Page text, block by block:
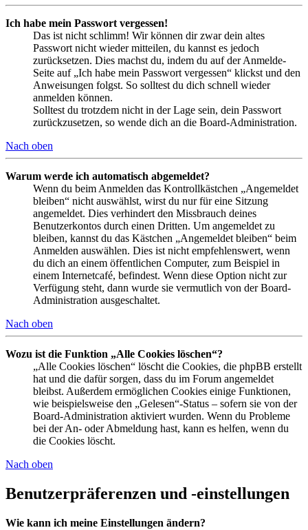
Ich habe mein Passwort vergessen!
Das ist nicht schlimm! Wir können dir zwar dein altes
Passwort nicht wieder mitteilen, du kannst es jedoch
zurücksetzen. Dies machst du, indem du auf der Anmelde-
Seite auf „Ich habe mein Passwort vergessen“ klickst und den
Anweisungen folgst. So solltest du dich schnell wieder
anmelden können.
Solltest du trotzdem nicht in der Lage sein, dein Passwort
zurückzusetzen, so wende dich an die Board-Administration.
Nach oben
Warum werde ich automatisch abgemeldet?
Wenn du beim Anmelden das Kontrollkästchen „Angemeldet
bleiben“ nicht auswählst, wirst du nur für eine Sitzung
angemeldet. Dies verhindert den Missbrauch deines
Benutzerkontos durch einen Dritten. Um angemeldet zu
bleiben, kannst du das Kästchen „Angemeldet bleiben“ beim
Anmelden auswählen. Dies ist nicht empfehlenswert, wenn
du dich an einem öffentlichen Computer, zum Beispiel in
einem Internetcafé, befindest. Wenn diese Option nicht zur
Verfügung steht, dann wurde sie vermutlich von der Board-
Administration ausgeschaltet.
Nach oben
Wozu ist die Funktion „Alle Cookies löschen“?
„Alle Cookies löschen“ löscht die Cookies, die phpBB erstellt
hat und die dafür sorgen, dass du im Forum angemeldet
bleibst. Außerdem ermöglichen Cookies einige Funktionen,
wie beispielsweise den „Gelesen“-Status – sofern sie von der
Board-Administration aktiviert wurden. Wenn du Probleme
bei der An- oder Abmeldung hast, kann es helfen, wenn du
die Cookies löscht.
Nach oben
Benutzerpräferenzen und -einstellungen
Wie kann ich meine Einstellungen ändern?